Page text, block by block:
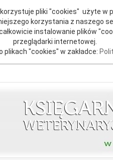
pliki "cookies" użyte w
korzystania z naszego
instalowanie plików
przeglądarki internetowej.
plikach "cookies" w zakładce: